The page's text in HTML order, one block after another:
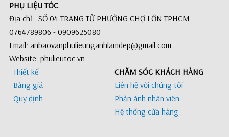
PHỤ LIỆU TÓC
Địa chỉ: SỐ 04 TRANG TỬ PHƯỜNG CHỢ LỚN TPHCM
0764789806 - 0909625080
Email: anbaovanphulieunganhlamdep@gmail.com
Website: phulieutoc.vn
Thiết kế
Bảng giá
Quy định
CHĂM SÓC KHÁCH HÀNG
Liên hệ với chúng tôi
Phản ánh nhân viên
Hệ thống cửa hàng